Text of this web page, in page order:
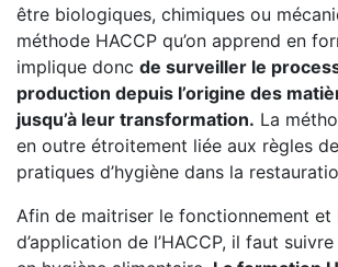
être biologiques, chimiques ou
méthode HACCP qu’on apprend en
implique donc de surveiller le
production depuis l’origine des
jusqu’à leur transformation. La
en outre étroitement liée aux règles
pratiques d’hygiène dans la
Afin de maitriser le fonctionnement et
d’application de l’HACCP, il faut